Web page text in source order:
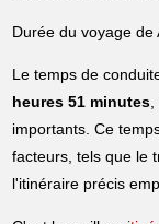
Durée du voyage de
Le temps de
heures 51 minutes,
importants. Ce
facteurs, tels que le
l'itinéraire précis